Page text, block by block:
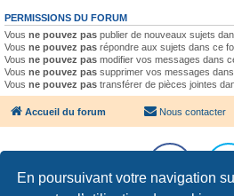
En poursuivant votre navigation
PERMISSIONS DU FORUM
Vous ne pouvez pas publier de nouveaux sujets
Vous ne pouvez pas répondre aux sujets dans ce
Vous ne pouvez pas modifier vos messages dans
Vous ne pouvez pas supprimer vos messages
Vous ne pouvez pas transférer de pièces jointes
Accueil du forum Nous contacter